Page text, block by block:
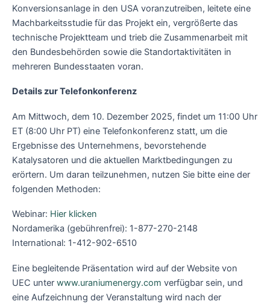
Konversionsanlage in den USA voranzutreiben, leitete eine
Machbarkeitsstudie für das Projekt ein, vergrößerte das
technische Projektteam und trieb die Zusammenarbeit mit
den Bundesbehörden sowie die Standortaktivitäten in
mehreren Bundesstaaten voran.
Details zur Telefonkonferenz
Am Mittwoch, dem 10. Dezember 2025, findet um 11:00 Uhr
ET (8:00 Uhr PT) eine Telefonkonferenz statt, um die
Ergebnisse des Unternehmens, bevorstehende
Katalysatoren und die aktuellen Marktbedingungen zu
erörtern. Um daran teilzunehmen, nutzen Sie bitte eine der
folgenden Methoden:
Webinar: Hier klicken
Nordamerika (gebührenfrei): 1-877-270-2148
International: 1-412-902-6510
Eine begleitende Präsentation wird auf der Website von
UEC unter www.uraniumenergy.com verfügbar sein, und
eine Aufzeichnung der Veranstaltung wird nach der